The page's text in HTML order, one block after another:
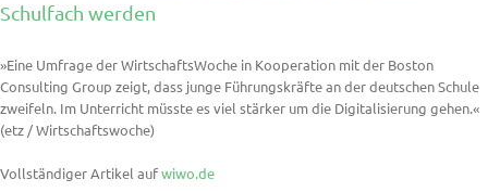
Schulfach werden
»Eine Umfrage der WirtschaftsWoche in Kooperation mit der Boston
Consulting Group zeigt, dass junge Führungskräfte an der deutschen Schule
zweifeln. Im Unterricht müsste es viel stärker um die Digitalisierung gehen.«
(etz / Wirtschaftswoche)
Vollständiger Artikel aufwiwo.de